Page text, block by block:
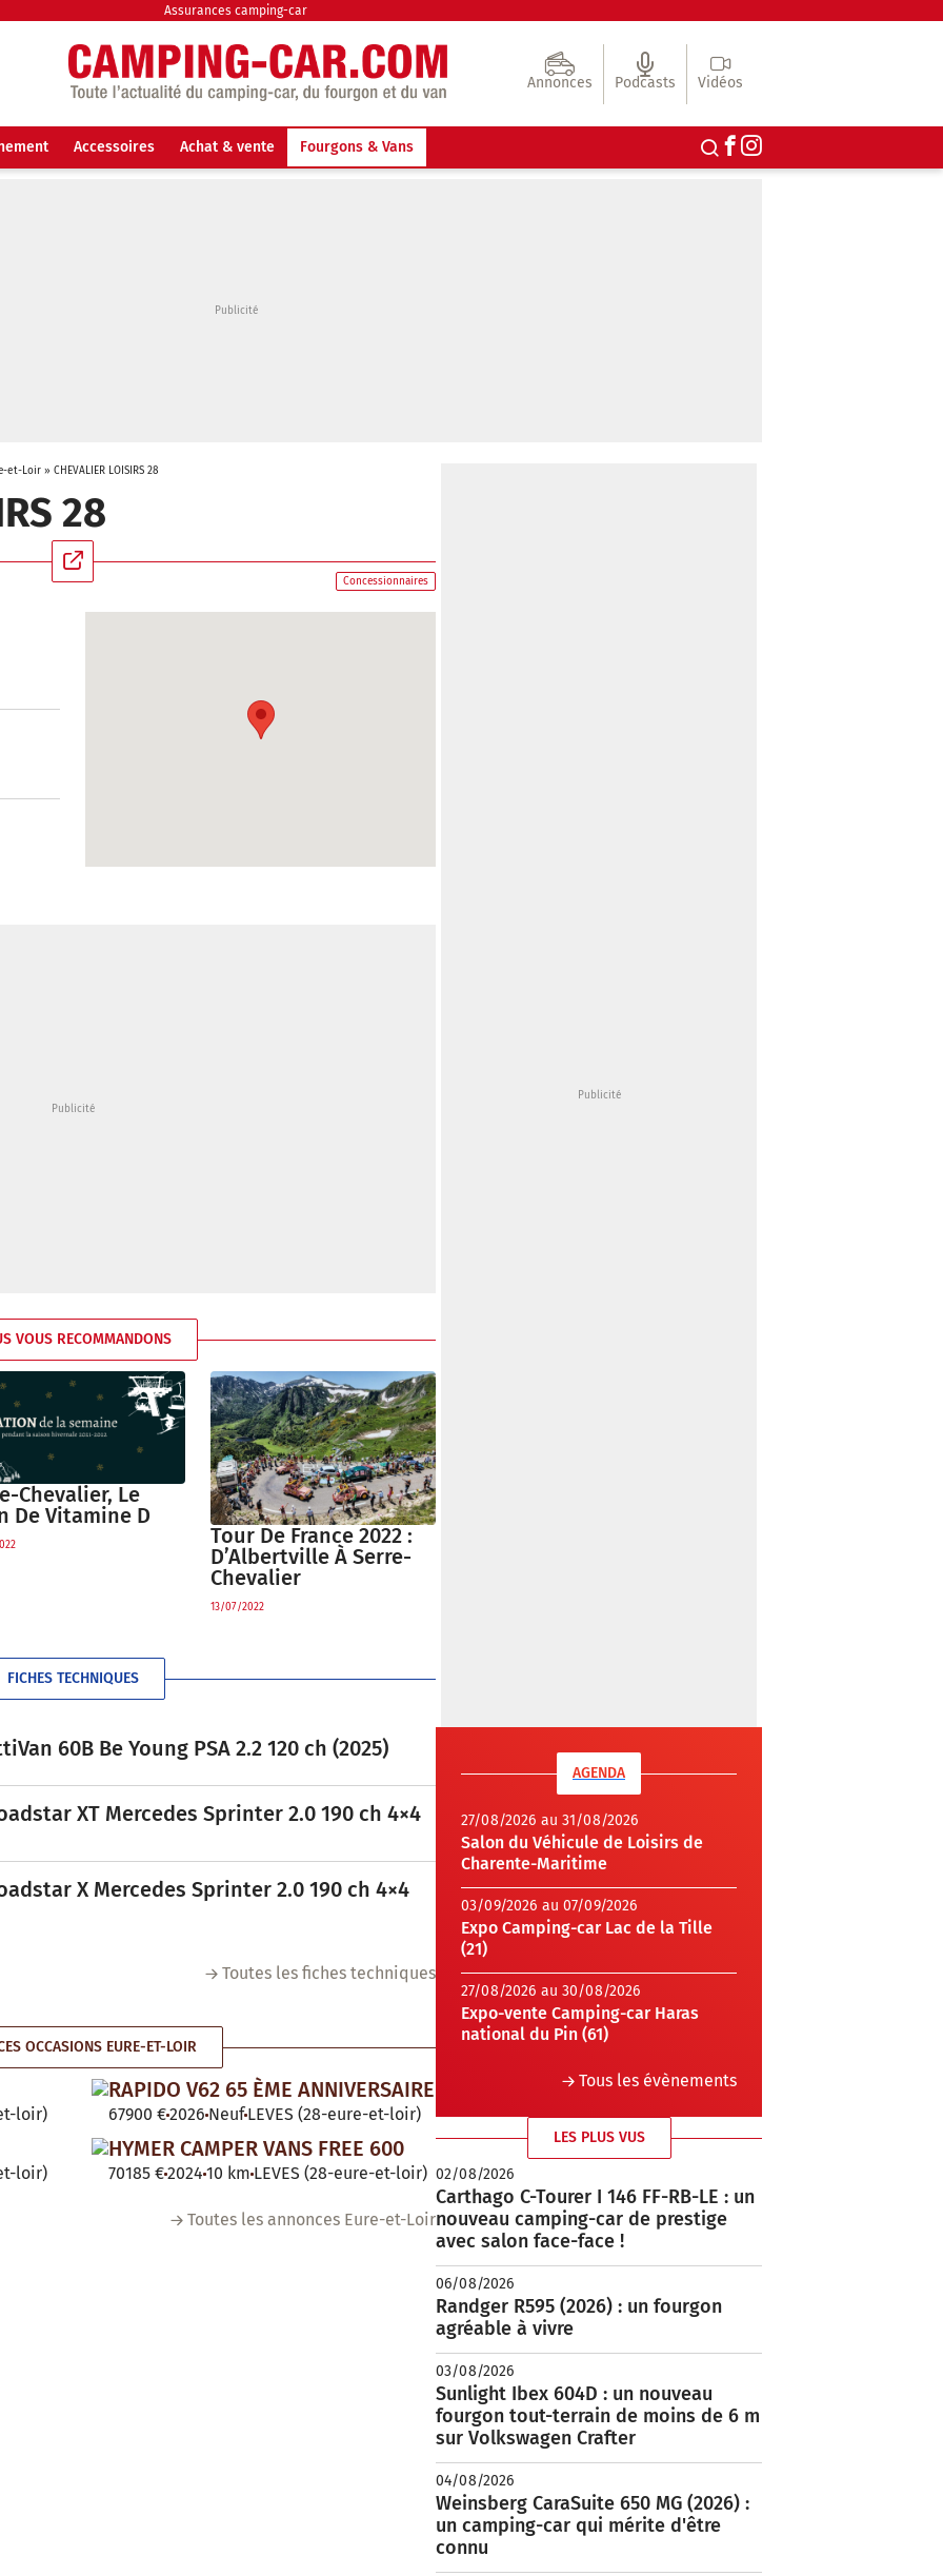
Assurances camping-car
Annonces Podcasts Vidéos
Accessoires Achat & vente Fourgons & Vans
et-Loir »CHEVALIER LOISIRS 28
28
Concessionnaires
VOUS RECOMMANDONS
Chevalier, Le
De Vitamine D
Tour De France 2022 :
D’Albertville À Serre-
Chevalier
13/07/2022
FICHES TECHNIQUES
60B Be Young PSA 2.2 120 ch (2025)
XT Mercedes Sprinter 2.0 190 ch 4×4
X Mercedes Sprinter 2.0 190 ch 4×4
Toutes les fiches techniques
OCCASIONS EURE-ET-LOIR
loir)
RAPIDO V62 65 ÈME ANNIVERSAIRE
67900 €2026 Neuf LEVES (28-eure-et-loir)
loir)
HYMER CAMPER VANS FREE 600
70185 €2024 10 km LEVES (28-eure-et-loir)
Toutes les annonces Eure-et-Loir
AGENDA
27/08/2026 au 31/08/2026
Salon du Véhicule de Loisirs de
Charente-Maritime
03/09/2026 au 07/09/2026
Expo Camping-car Lac de la Tille
(21)
27/08/2026 au 30/08/2026
Expo-vente Camping-car Haras
national du Pin (61)
Tous les évènements
LES PLUS VUS
02/08/2026
Carthago C-Tourer I 146 FF-RB-LE : un
nouveau camping-car de prestige
avec salon face-face !
06/08/2026
Randger R595 (2026) : un fourgon
agréable à vivre
03/08/2026
Sunlight Ibex 604D : un nouveau
fourgon tout-terrain de moins de 6 m
sur Volkswagen Crafter
04/08/2026
Weinsberg CaraSuite 650 MG (2026) :
un camping-car qui mérite d'être
connu